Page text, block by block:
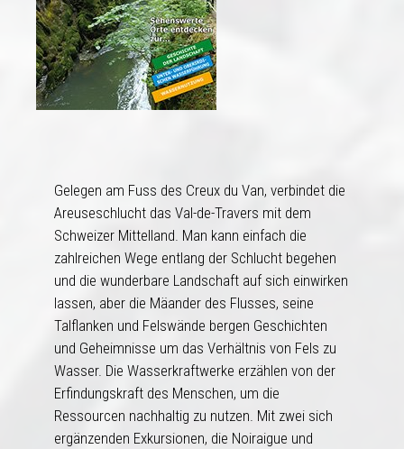
Gelegen am Fuss des Creux du Van, verbindet die
Areuseschlucht das Val-de-Travers mit dem
Schweizer Mittelland. Man kann einfach die
zahlreichen Wege entlang der Schlucht begehen
und die wunderbare Landschaft auf sich einwirken
lassen, aber die Mäander des Flusses, seine
Talflanken und Felswände bergen Geschichten
und Geheimnisse um das Verhältnis von Fels zu
Wasser. Die Wasserkraftwerke erzählen von der
Erfindungskraft des Menschen, um die
Ressourcen nachhaltig zu nutzen. Mit zwei sich
ergänzenden Exkursionen, die Noiraigue und